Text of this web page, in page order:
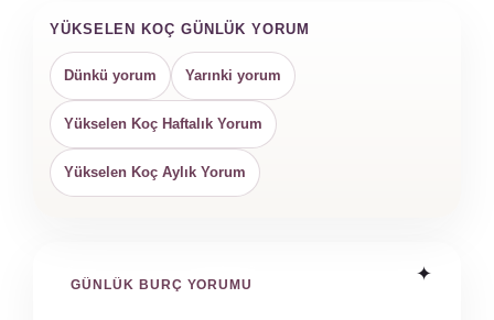
YÜKSELEN KOÇ GÜNLÜK YORUM
Dünkü yorum Yarınki yorum
Yükselen Koç Haftalık Yorum
Yükselen Koç Aylık Yorum
GÜNLÜK BURÇ YORUMU